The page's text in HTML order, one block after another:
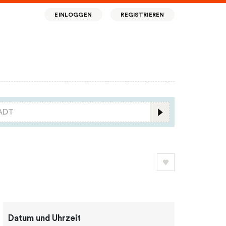
EINLOGGEN REGISTRIEREN
Datum und Uhrzeit